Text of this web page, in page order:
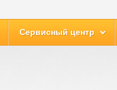
Сервисный центр